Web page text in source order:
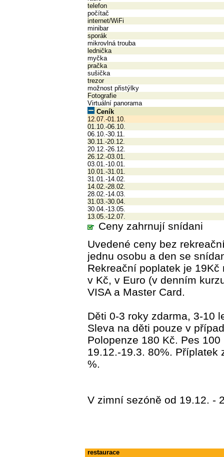
telefon
počítač
internet/WiFi
minibar
sporák
mikrovlná trouba
lednička
myčka
pračka
sušička
trezor
možnost přistýlky
Fotografie
Virtuální panorama
Ceník
12.07.-01.10.
01.10.-06.10.
06.10.-30.11.
30.11.-20.12.
20.12.-26.12.
26.12.-03.01.
03.01.-10.01.
10.01.-31.01.
31.01.-14.02.
14.02.-28.02.
28.02.-14.03.
31.03.-30.04.
30.04.-13.05.
13.05.-12.07.
Ceny zahrnují snídani
Uvedené ceny bez
jednu osobu a den se
Rekreační poplatek je
v Kč, v Euro (v denním
VISA a Master Card.
Děti 0-3 roky zdarma, 3-10
Sleva na děti pouze v
Polopenze 180 Kč. Pes
19.12.-19.3. 80%. Příplatek
%.
V zimní sezóně od 19.12. -
restaurace